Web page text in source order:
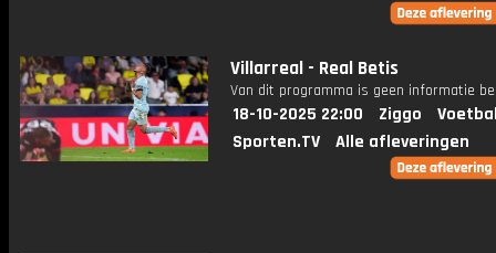
Villarreal - Real Betis
Van dit programma is geen informatie
18-10-2025 22:00 Ziggo
Sporten.TV
Alle afleveringen